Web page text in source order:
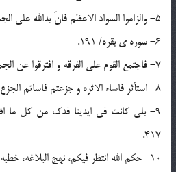
5- والزاموا السواد الاعظم فانّ یدالله علی الجماعه … خطبة 127، ص 184.
6- سوره ی بقره/ 191.
7- فاجتمع القوم علی الفرقه و افترقوا عن الجماعه…خطبة 147، ص205.
8- استأثر فاساء الاثره و جزعتم فاساتم الجزع، خطبة 30، ص 73.
417.
10- حکم الله انتظر فیکم، نهج البلاغه، خطبه 40، ص 83.